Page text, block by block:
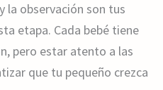
la observación son tus
etapa. Cada bebé tiene
pero estar atento a las
que tu pequeño crezca